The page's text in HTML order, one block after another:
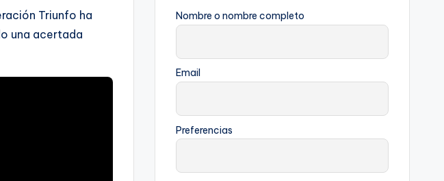
Triunfo ha
una acertada
Nombre o nombre completo
Email
Preferencias